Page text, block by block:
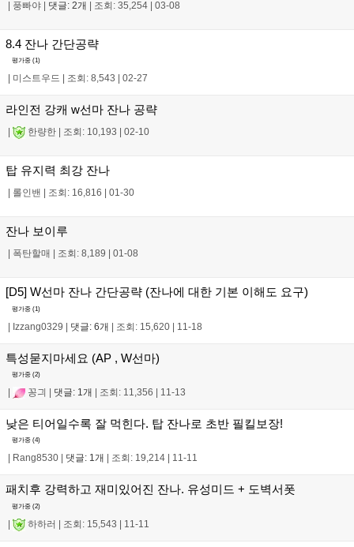
풍빠야 댓글: 2개 조회: 35,254 03-08
8.4 잔나 간단공략
평가중 (1)
미스트우드 조회: 8,543 02-27
라인전 강캐 w선마 잔나 공략
한량한 조회: 10,193 02-10
탑 유지력 최강 잔나
롤인밴 조회: 16,816 01-30
잔나 보이루
폭탄할매 조회: 8,189 01-08
[D5] W선마 잔나 간단공략 (잔나에 대한 기본 이해도 요구)
평가중 (1)
| Izzang0329 | 댓글: 6개 | 조회: 15,620 | 11-18
특성묻지마세요 (AP , W선마)
평가중 (2)
꽁긔 댓글: 1개 조회: 11,356 11-13
낮은 티어일수록 잘 먹힌다. 탑 잔나로 초반 필킬보장!
평가중 (4)
Rang8530 댓글: 1개 조회: 19,214 11-11
패치후 강력하고 재미있어진 잔나. 유성미드 + 도벽서폿
평가중 (2)
| 하하러 | 조회: 15,543 | 11-11